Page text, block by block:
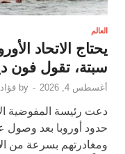
العالم
يحتاج الاتحاد
سبتة، تقول فون
أغسطس 4, 2026 -
by
دعت رئيسة المفوضية
حدود أوروبا بعد
ومغادرتهم بسرعة من